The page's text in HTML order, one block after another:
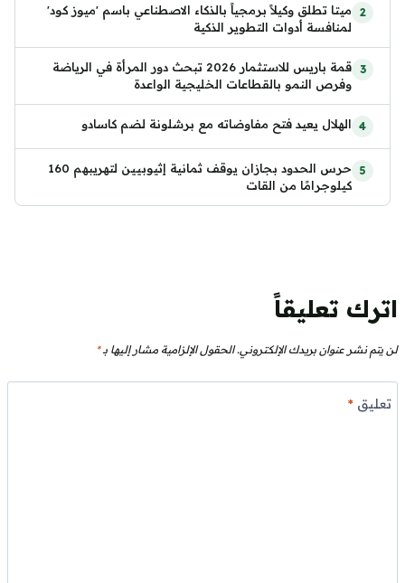
ميتا تطلق وكيلاً برمجياً بالذكاء الاصطناعي باسم 'ميوز كود'
لمنافسة أدوات التطوير الذكية
قمة باريس للاستثمار 2026 تبحث دور المرأة في الرياضة
وفرص النمو بالقطاعات الخليجية الواعدة
الهلال يعيد فتح مفاوضاته مع برشلونة لضم كاسادو
حرس الحدود بجازان يوقف ثمانية إثيوبيين لتهريبهم 160
كيلوجرامًا من القات
اترك تعليقاً
لن يتم نشر عنوان بريدك الإلكتروني. الحقول الإلزامية مشار إليها بـ*
تعليق*